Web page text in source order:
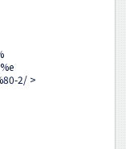
2/ >